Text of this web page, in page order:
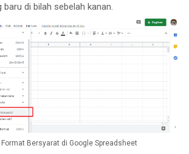
di bilah sebelah kanan.
Bersyarat di Google Spreadsheet